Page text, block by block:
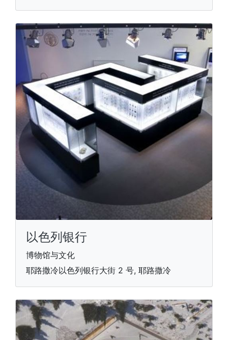
以色列银行
博物馆与文化
耶路撒冷以色列银行大街 2 号, 耶路撒冷